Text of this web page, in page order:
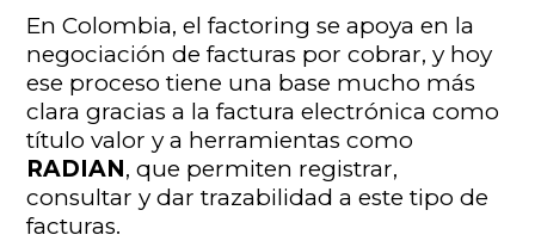
En Colombia, el factoring se apoya en la
negociación de facturas por cobrar, y hoy
ese proceso tiene una base mucho más
clara gracias a la factura electrónica como
título valor y a herramientas como
RADIAN, que permiten registrar,
consultar y dar trazabilidad a este tipo de
facturas.